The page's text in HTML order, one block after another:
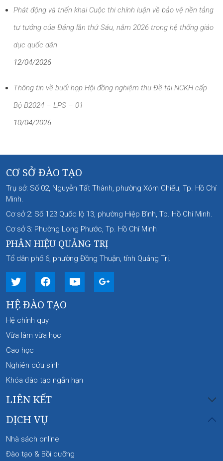
Phát động và triển khai Cuộc thi chính luận về bảo vệ nền tảng
tư tưởng của Đảng lần thứ Sáu, năm 2026 trong hệ thống giáo
dục quốc dân
12/04/2026
Thông tin về buổi họp Hội đồng nghiệm thu Đề tài NCKH cấp
Bộ B2024 – LPS – 01
10/04/2026
CƠ SỞ ĐÀO TẠO
Trụ sở: Số 02, Nguyễn Tất Thành, phường Xóm Chiếu, Tp. Hồ Chí
Minh.
Cơ sở 2: Số 123 Quốc lộ 13, phường Hiệp Bình, Tp. Hồ Chí Minh.
Cơ sở 3: Phường Long Phước, Tp. Hồ Chí Minh
PHÂN HIỆU QUẢNG TRỊ
Tổ dân phố 6, phường Đồng Thuận, tỉnh Quảng Trị.
HỆ ĐÀO TẠO
Hệ chính quy
Vừa làm vừa học
Cao học
Nghiên cứu sinh
Khóa đào tạo ngắn hạn
LIÊN KẾT
DỊCH VỤ
Nhà sách online
Đào tạo & Bồi dưỡng